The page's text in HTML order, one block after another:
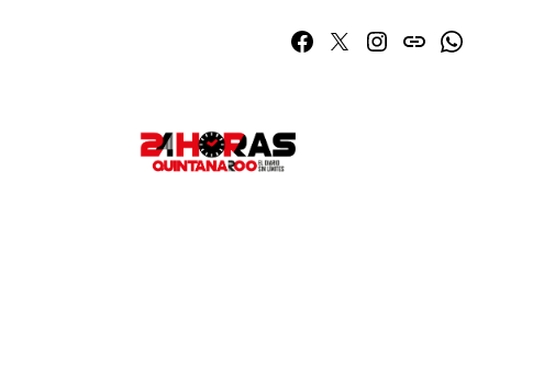
Facebook
TwitterInstagram
issuuWhatsapp